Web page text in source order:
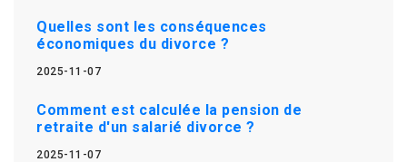
Quelles sont les conséquences
économiques du divorce ?
2025-11-07
Comment est calculée la pension de
retraite d'un salarié divorce ?
2025-11-07